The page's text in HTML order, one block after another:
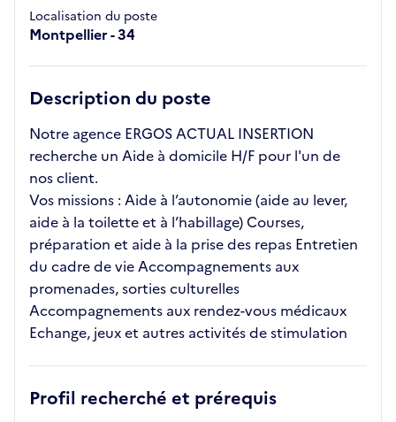
Localisation du poste
Montpellier - 34
Description du poste
Notre agence ERGOS ACTUAL INSERTION
recherche un Aide à domicile H/F pour l'un de
nos client.
Vos missions : Aide à l’autonomie (aide au lever,
aide à la toilette et à l’habillage) Courses,
préparation et aide à la prise des repas Entretien
du cadre de vie Accompagnements aux
promenades, sorties culturelles
Accompagnements aux rendez-vous médicaux
Echange, jeux et autres activités de stimulation
Profil recherché et prérequis